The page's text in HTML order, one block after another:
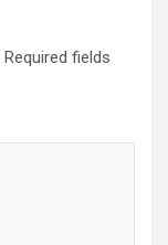
Required fields